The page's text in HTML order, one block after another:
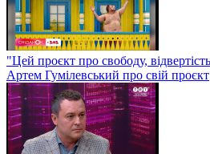
"Цей проєкт про свободу,
Артем Гумілевський про свій проєкт